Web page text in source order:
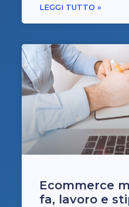
LEGGI TUTTO »
Ecommerce
fa, lavoro e